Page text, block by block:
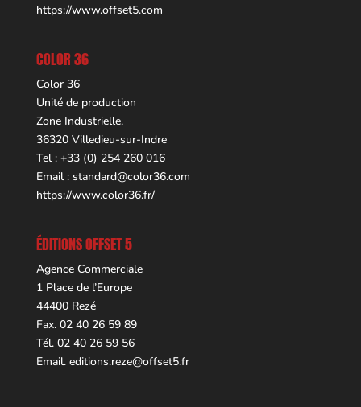
https://www.offset5.com
COLOR 36
Color 36
Unité de production
Zone Industrielle,
36320 Villedieu-sur-Indre
Tel : +33 (0) 254 260 016
Email : standard@color36.com
https://www.color36.fr/
ÉDITIONS OFFSET 5
Agence Commerciale
1 Place de l’Europe
44400 Rezé
Fax. 02 40 26 59 89
Tél. 02 40 26 59 56
Email. editions.reze@offset5.fr